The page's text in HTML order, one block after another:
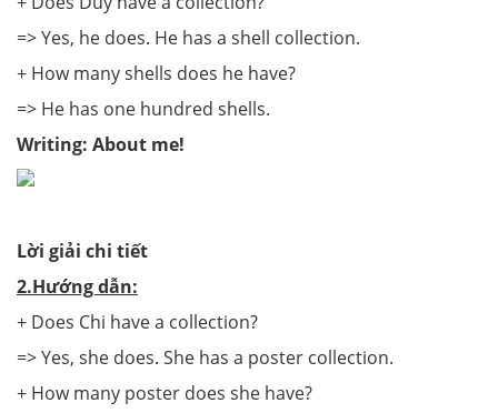
=> Yes, he does. He has a shell collection.
+ How many shells does he have?
=> He has one hundred shells.
Writing: About me!
Lời giải chi tiết
2.Hướng dẫn:
+ Does Chi have a collection?
=> Yes, she does. She has a poster collection.
+ How many poster does she have?